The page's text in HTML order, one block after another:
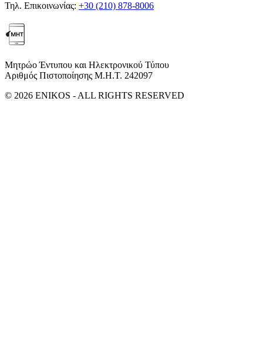
Τηλ. Επικοινωνίας: +30 (210) 878-8006
Μητρώο Έντυπου και Ηλεκτρονικού Τύπου
Αριθμός Πιστοποίησης Μ.Η.Τ. 242097
© 2026 ENIKOS - ALL RIGHTS RESERVED